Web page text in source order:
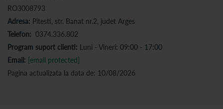
RO3008793
Adresa: Pitesti, str. Banat nr.2, judet Arges
Telefon: 0374.336.802
Program suport clienti: Luni - Vineri: 09:00 - 17:00
Email: [email protected]
Pagina actualizata la data de: 10/08/2026